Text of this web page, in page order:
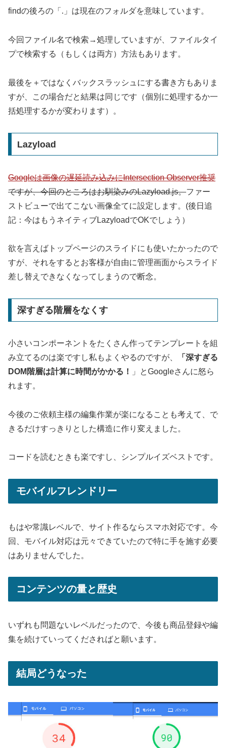
findの後ろの「.」は現在のフォルダを意味しています。
今回ファイル名で検索→処理していますが、ファイルタイ
プで検索する（もしくは両方）方法もあります。
最後を＋ではなくバックスラッシュにする書き方もありま
すが、この場合だと結果は同じです（個別に処理するか一
括処理するかが変わります）。
Lazyload
Googleは画像の遅延読み込みにIntersection Observer推奨
ですが、今回のところはお馴染みのLazyload.js。ファー
ストビューで出てこない画像全てに設定します。(後日追
記：今はもうネイティブLazyloadでOKでしょう）
欲を言えばトップページのスライドにも使いたかったので
すが、それをするとお客様が自由に管理画面からスライド
差し替えできなくなってしまうので断念。
深すぎる階層をなくす
小さいコンポーネントをたくさん作ってテンプレートを組
み立てるのは楽ですし私もよくやるのですが、
「深すぎる
DOM階層は計算に時間がかかる！
」とGoogleさんに怒ら
れます。
今後のご依頼主様の編集作業が楽になることも考えて、で
きるだけすっきりとした構造に作り変えました。
コードを読むときも楽ですし、シンプルイズベストです。
モバイルフレンドリー
もはや常識レベルで、サイト作るならスマホ対応です。今
回、モバイル対応は元々できていたので特に手を施す必要
はありませんでした。
コンテンツの量と歴史
いずれも問題ないレベルだったので、今後も商品登録や編
集を続けていってくださればと願います。
結局どうなった